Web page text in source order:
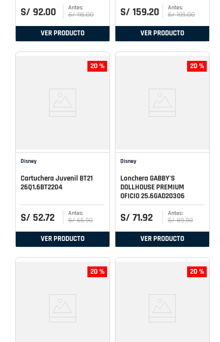
S/ 92.00 S/ 115.00
VER PRODUCTO
S/ 159.20 S/ 199.00
VER PRODUCTO
20 %
Disney
Cartuchera Juvenil BT21
26Q1.6BT2204
S/ 52.72 S/ 65.90
VER PRODUCTO
20 %
Disney
Lonchera GABBY'S
DOLLHOUSE PREMIUM
OFICIO 25.6GAD20306
S/ 71.92 S/ 89.90
VER PRODUCTO
20 % 20 %